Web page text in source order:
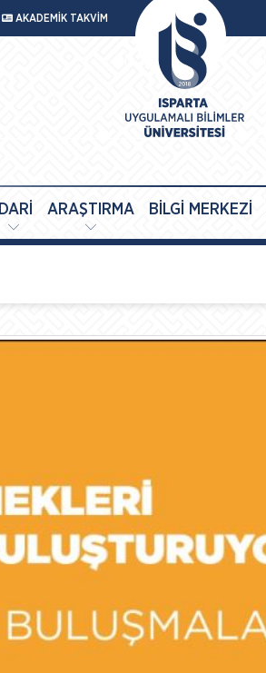
AKADEMİK TAKVİM
İDARİ ARAŞTIRMA BİLGİ MERKEZİ